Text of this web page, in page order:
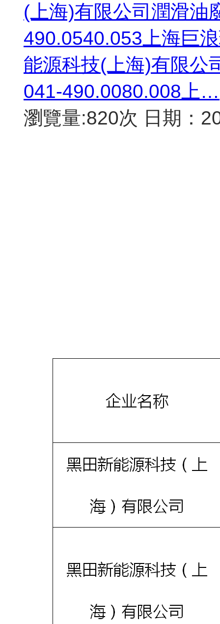
(上海)有限公司潤滑油
490.0540.053上海巨
能源科技(上海)有限公
041-490.0080.008上…
瀏覽量:820次 日期：